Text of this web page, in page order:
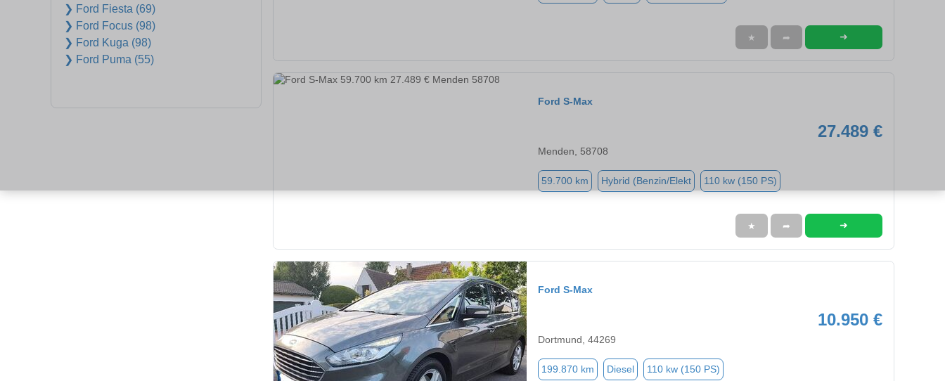
❯ Ford Fiesta (69)
❯ Ford Focus (98)
❯ Ford Kuga (98)
❯ Ford Puma (55)
★ ➦ ➜
Ford S-Max
27.489 €
Menden, 58708
59.700 km Hybrid (Benzin/Elekt 110 kw (150 PS)
★ ➦ ➜
Ford S-Max
10.950 €
Dortmund, 44269
199.870 km Diesel 110 kw (150 PS)